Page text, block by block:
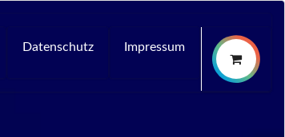
Datenschutz Impressum